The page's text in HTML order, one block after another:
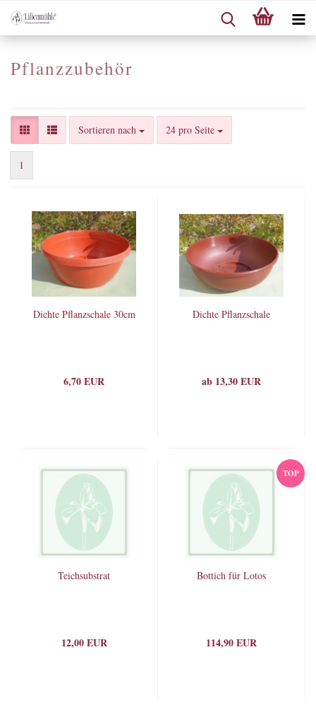
Pflanzzubehör
Sortieren nach
Sortieren nach 24 pro Seite
pro Seite
1
Dichte Pflanzschale 30cm
6,70 EUR
Dichte Pflanzschale
ab 13,30 EUR
Teichsubstrat
12,00 EUR
TOP
Bottich für Lotos
114,90 EUR